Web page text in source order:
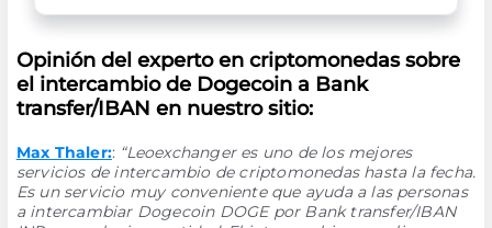
Opinión del experto en criptomonedas sobre
el intercambio de Dogecoin a Bank
transfer/IBAN en nuestro sitio:
Max Thaler:: “Leoexchanger es uno de los mejores
servicios de intercambio de criptomonedas hasta la fecha.
Es un servicio muy conveniente que ayuda a las personas
a intercambiar Dogecoin DOGE por Bank transfer/IBAN